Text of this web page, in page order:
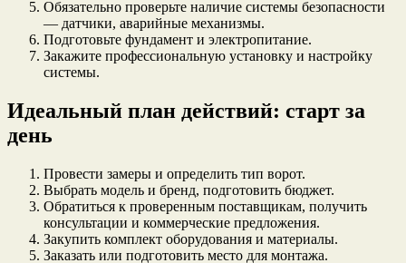
Обязательно проверьте наличие системы безопасности
— датчики, аварийные механизмы.
Подготовьте фундамент и электропитание.
Закажите профессиональную установку и настройку
системы.
Идеальный план действий: старт за
день
Провести замеры и определить тип ворот.
Выбрать модель и бренд, подготовить бюджет.
Обратиться к проверенным поставщикам, получить
консультации и коммерческие предложения.
Закупить комплект оборудования и материалы.
Заказать или подготовить место для монтажа.